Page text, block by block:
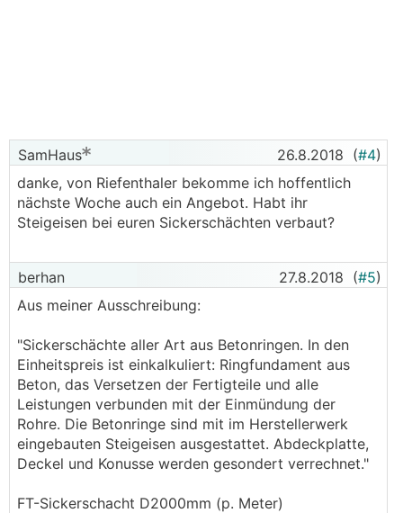
SamHaus 26.8.2018 (#4)
danke, von Riefenthaler bekomme ich hoffentlich
nächste Woche auch ein Angebot. Habt ihr
Steigeisen bei euren Sickerschächten verbaut?
berhan 27.8.2018 (#5)
Aus meiner Ausschreibung:
"Sickerschächte aller Art aus Betonringen. In den
Einheitspreis ist einkalkuliert: Ringfundament aus
Beton, das Versetzen der Fertigteile und alle
Leistungen verbunden mit der Einmündung der
Rohre. Die Betonringe sind mit im Herstellerwerk
eingebauten Steigeisen ausgestattet. Abdeckplatte,
Deckel und Konusse werden gesondert verrechnet."
FT-Sickerschacht D2000mm (p. Meter)